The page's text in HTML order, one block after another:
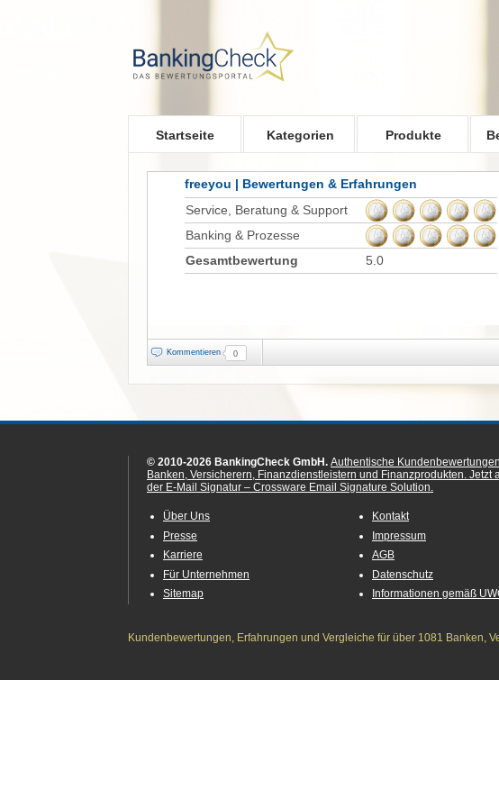
Startseite Kategorien Produkte
freeyou | Bewertungen & Erfahrungen
Service, Beratung & Support
Banking & Prozesse
Gesamtbewertung
5.0
Kommentieren 0
© 2010-2026 BankingCheck GmbH. Authentische
Banken, Versicherern, Finanzdienstleistern und Finanzprodukten. Jetzt
der E-Mail Signatur – Crossware Email Signature Solution.
Über Uns
Presse
Karriere
Für Unternehmen
Sitemap
Kontakt
Impressum
AGB
Datenschutz
Informationen gemäß
Kundenbewertungen, Erfahrungen und Vergleiche für über 1081 Banken,